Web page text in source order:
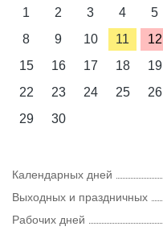
1
2 3 4 5
8
9 10 11 12
15
16 17 18 19
22
23 24 25 26
29
30
Календарных дней
Выходных и праздничных
Рабочих дней